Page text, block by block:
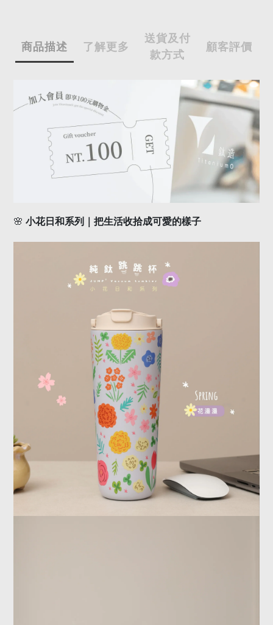
商品描述 了解更多
送貨及付
款方式
顧客評價
🌸 小花日和系列｜把生活收拾成可愛的樣子